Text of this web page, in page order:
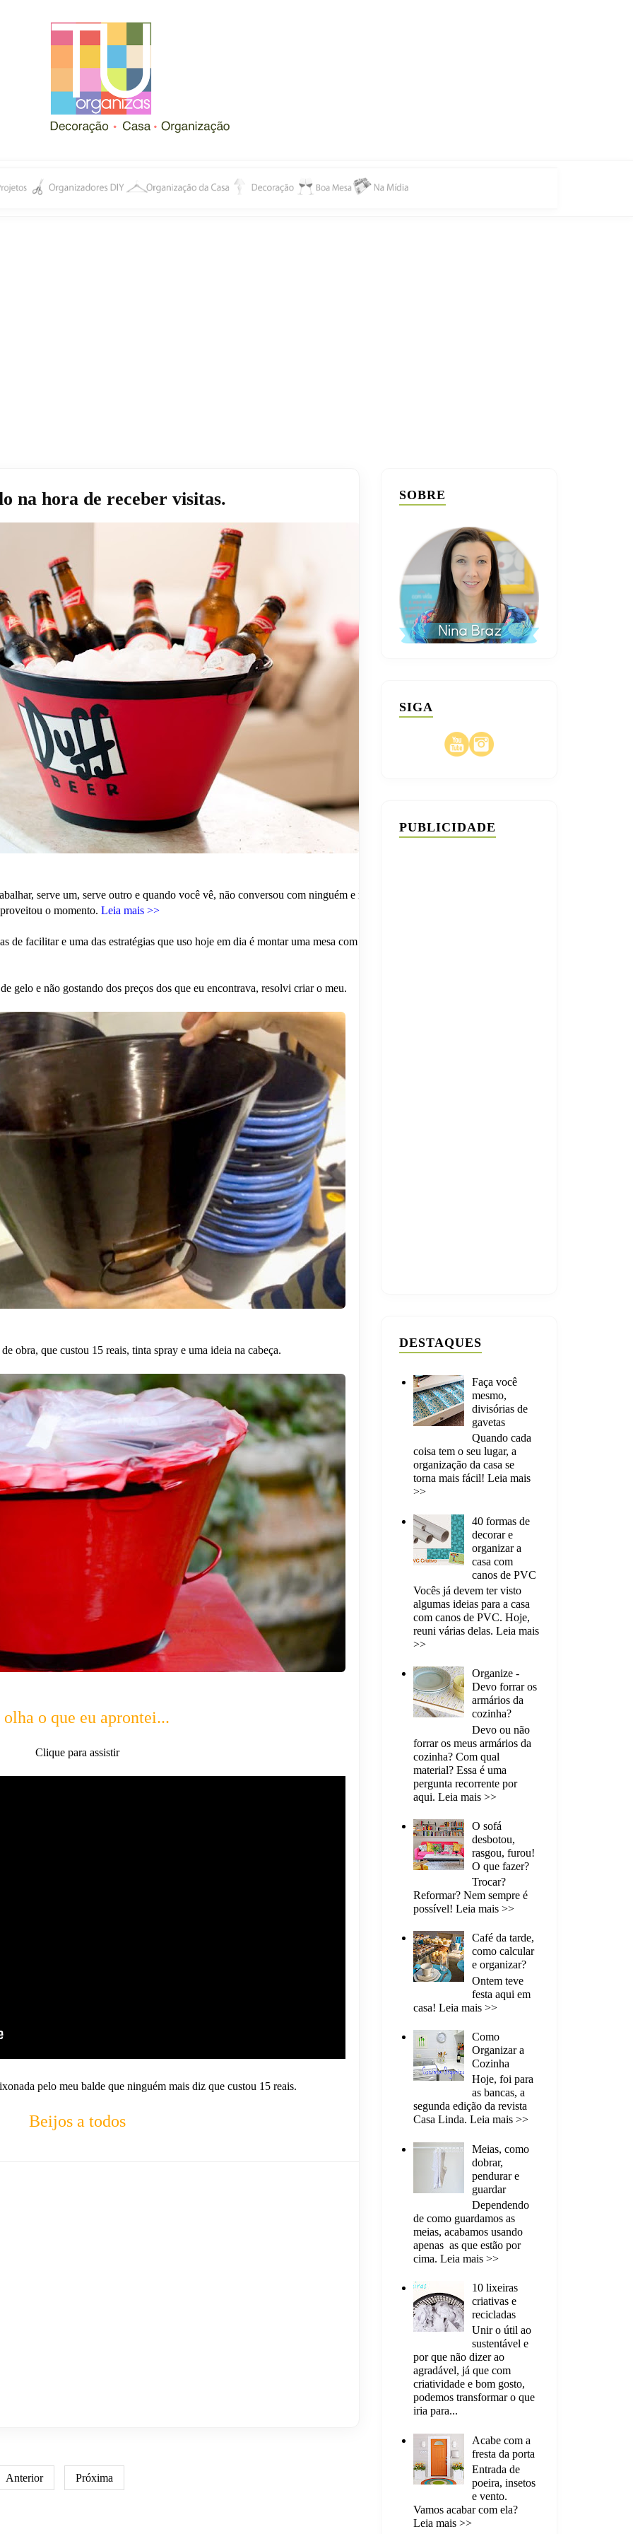
na hora de receber visitas.
serve um, serve outro e quando você vê, não conversou com ninguém e não
o momento. Leia mais >>
de facilitar e uma das estratégias que uso hoje em dia é montar uma mesa com
gelo e não gostando dos preços dos que eu encontrava, resolvi criar o meu.
obra, que custou 15 reais, tinta spray e uma ideia na cabeça.
o que eu aprontei...
Clique para assistir
pelo meu balde que ninguém mais diz que custou 15 reais.
Beijos a todos
Anterior Próxima
SOBRE
SIGA
PUBLICIDADE
DESTAQUES
Faça você
mesmo,
divisórias de
gavetas
Quando cada
coisa tem o seu lugar, a
organização da casa se
torna mais fácil! Leia mais
>>
40 formas de
decorar e
organizar a
casa com
canos de PVC
Vocês já devem ter visto
algumas ideias para a casa
com canos de PVC. Hoje,
reuni várias delas. Leia mais
>>
Organize -
Devo forrar os
armários da
cozinha?
Devo ou não
forrar os meus armários da
cozinha? Com qual
material? Essa é uma
pergunta recorrente por
aqui. Leia mais >>
O sofá
desbotou,
rasgou, furou!
O que fazer?
Trocar?
Reformar? Nem sempre é
possível! Leia mais >>
Café da tarde,
como calcular
e organizar?
Ontem teve
festa aqui em
casa! Leia mais >>
Como
Organizar a
Cozinha
Hoje, foi para
as bancas, a
segunda edição da revista
Casa Linda. Leia mais >>
Meias, como
dobrar,
pendurar e
guardar
Dependendo
de como guardamos as
meias, acabamos usando
apenas as que estão por
cima. Leia mais >>
10 lixeiras
criativas e
recicladas
Unir o útil ao
sustentável e
por que não dizer ao
agradável, já que com
criatividade e bom gosto,
podemos transformar o que
iria para...
Acabe com a
fresta da porta
Entrada de
poeira, insetos
e vento.
Vamos acabar com ela?
Leia mais >>